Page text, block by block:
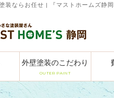
装ならお任せ | 『マストホームズ静岡
外壁塗装のこだわり
OUTER PAINT